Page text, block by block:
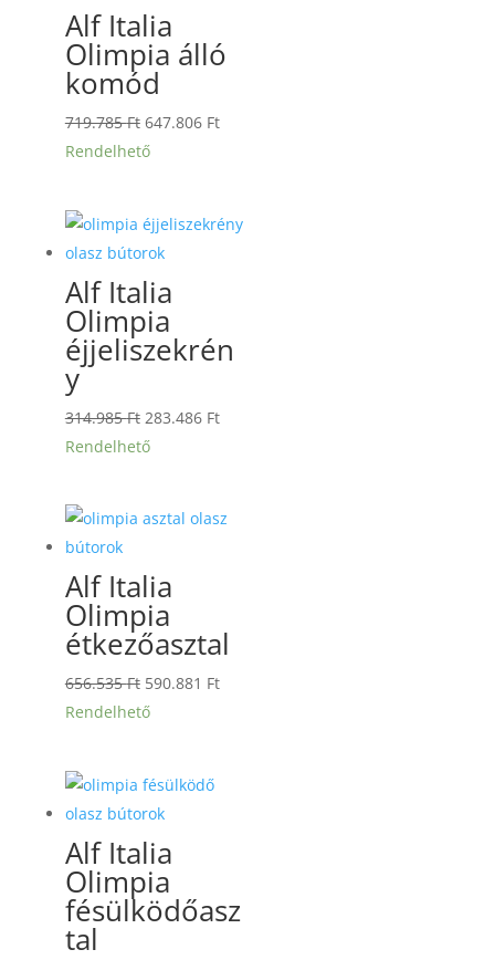
Alf Italia
Olimpia álló
komód
719.785Ft Original
price
647.806 FtCurrent
Rendelhető
Alf Italia
Olimpia
éjjeliszekrén
y
314.985Ft Original
price
283.486 FtCurrent
Rendelhető
Alf Italia
Olimpia
étkezőasztal
656.535Ft Original
price
590.881 FtCurrent
Rendelhető
Alf Italia
Olimpia
fésülködőasz
tal